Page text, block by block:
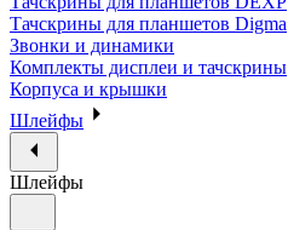
Тачскрины для планшетов Digma
Звонки и динамики
Комплекты дисплеи и тачскрины
Корпуса и крышки
Шлейфы
Шлейфы